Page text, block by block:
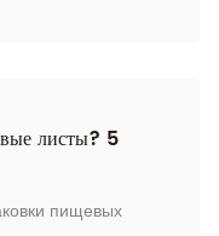
листы? 5
пищевых